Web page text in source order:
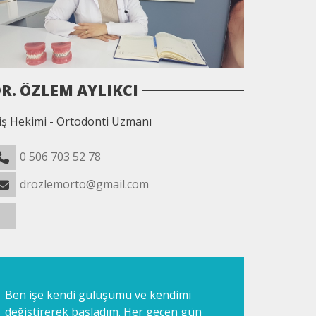
ÖZLEM AYLIKCI
Hekimi - Ortodonti Uzmanı
0 506 703 52 78
drozlemorto@gmail.com
Ben işe kendi gülüşümü ve kendimi
değiştirerek başladım. Her geçen gün